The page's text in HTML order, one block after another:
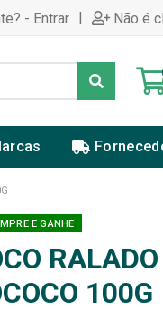
- Entrar | Não é
E GANHE
100G